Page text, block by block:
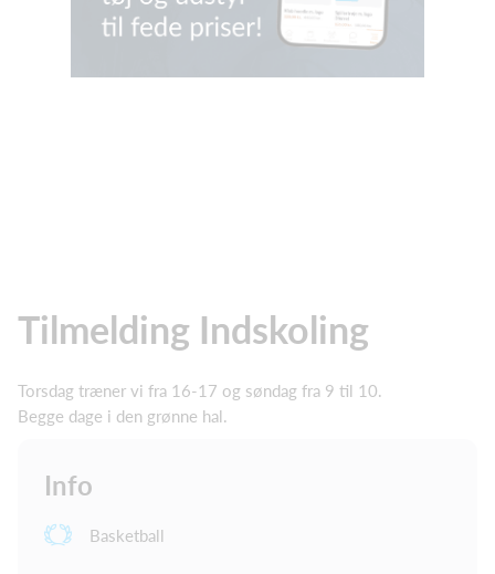
Tilmelding Indskoling
Torsdag træner vi fra 16-17 og søndag fra 9 til 10.
Begge dage i den grønne hal.
Info
Basketball